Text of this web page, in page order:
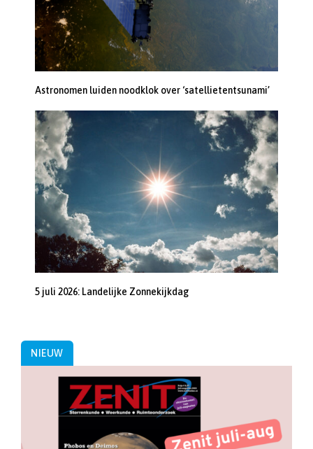
Astronomen luiden noodklok over ‘satellietentsunami’
5 juli 2026: Landelijke Zonnekijkdag
NIEUW